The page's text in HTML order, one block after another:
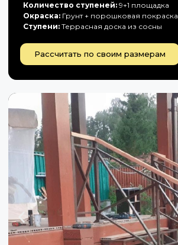
Количество ступеней: 9+1 площадка
Окраска: Грунт + порошковая покраска
Ступени: Террасная доска из сосны
Рассчитать по своим размерам